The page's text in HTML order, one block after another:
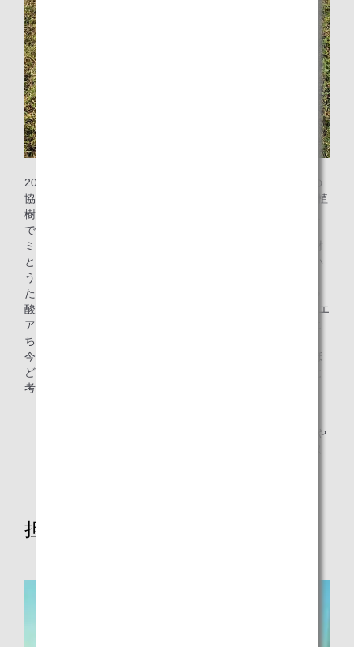
2019年にHawaiian Legacy Reforestation Institution（*2）の
協力のもと「ANA HONOLULU MUSIC WEEK」で開始した植
樹活動を継承し、「ANA ʻAha Mele」でもANAグループ社員
でミロの木を260本植樹する活動を行いました。
ミロの木はハワイアンウッドの一つで、ウクレレのボディ材
として使われることもあり、音楽や文化を大切にしたいとい
う「ANA ʻAha Mele」のコンセプトを象徴しています。ま
た、ミロの木1本で、家族4人が1週間現地に滞在した場合の
酸素を供給できることから、イベント開催期間（2日間）とエ
アバスA380型機「FLYING HONU」の定員（520人／機）に
ちなんで、260本を植樹することといたしました。
今回のような植樹を毎年行うことで、ハワイに来れば来るほ
どハワイのお役に立てる持続的なイベントとしていきたいと
考えています。
2014年にハワイで設立されたNPOであり、ミロの木や
担当者小島さんへのインタビュー